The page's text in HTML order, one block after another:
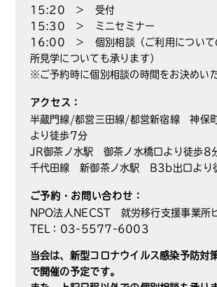
15:20 ＞ 受付
15:30 ＞ ミニセミナー
16:00 ＞ 個別相談（ご利用について
所見学についても承ります）
※ご予約時に個別相談の時間をお決めい
アクセス：
半蔵門線/都営三田線/都営新宿線 神保
より徒歩7分
JR御茶ノ水駅 御茶ノ水橋口より徒歩8
千代田線 新御茶ノ水駅 B3b出口より
ご予約・お問い合わせ：
NPO法人NECST 就労移行支援事業所
TEL：03-5577-6003
当会は、新型コロナウイルス感染予防対
で開催の予定です。